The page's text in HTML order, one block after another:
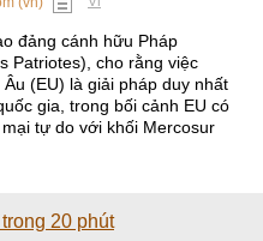
đảng cánh hữu Pháp
Patriotes), cho rằng việc
(EU) là giải pháp duy nhất
gia, trong bối cảnh EU có
tự do với khối Mercosur
20 phút